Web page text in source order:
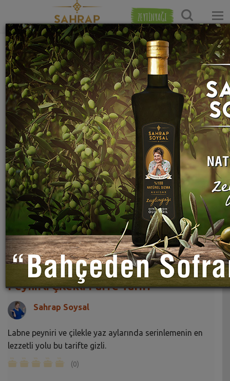
ZEYTİNYAĞI
Ana Sayfa Tatlı Tarifleri
Peynirli Çilekli Parfe Tarifi
Sahrap Soysal
Labne peyniri ve çilekle yaz aylarında serinlemenin en
lezzetli yolu bu tarifte gizli.
(0)